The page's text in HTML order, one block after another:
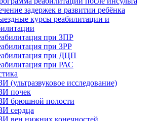
задержек в развитии ребёнка
курсы реабилитации и
при ЗПР
при ЗРР
при ДЦП
при РАС
(ультразвуковое исследование)
почек
брюшной полости
сердца
вен нижних конечностей